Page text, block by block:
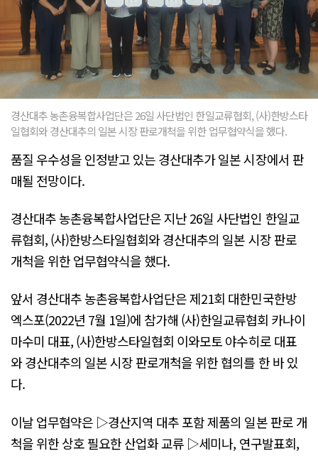
경산대추 농촌융복합사업단은 26일 사단법인 한일교류협회, (사)한방스타
일협회와 경산대추의 일본 시장 판로개척을 위한 업무협약식을 했다.
품질 우수성을 인정받고 있는 경산대추가 일본 시장에서 판
매될 전망이다.
경산대추 농촌융복합사업단은 지난 26일 사단법인 한일교
류협회, (사)한방스타일협회와 경산대추의 일본 시장 판로
개척을 위한 업무협약식을 했다.
앞서 경산대추 농촌융복합사업단은 제21회 대한민국한방
엑스포(2022년 7월 1일)에 참가해 (사)한일교류협회 카나이
마수미 대표, (사)한방스타일협회 이와모토 야수히로 대표
와 경산대추의 일본 시장 판로개척을 위한 협의를 한 바 있
다.
이날 업무협약은 ▷경산지역 대추 포함 제품의 일본 판로 개
척을 위한 상호 필요한 산업화 교류 ▷세미나, 연구발표회,